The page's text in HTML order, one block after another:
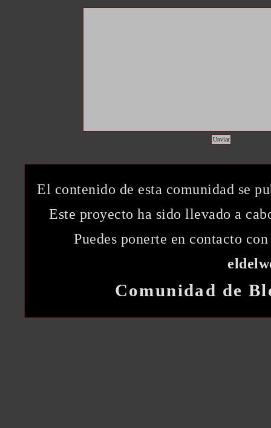
El contenido de esta comunidad se
Este proyecto ha sido llevado a
Puedes ponerte en contacto
Comunidad de